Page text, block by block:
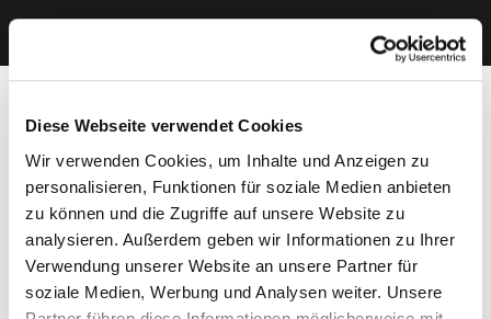
Diese Webseite verwendet Cookies
Wir verwenden Cookies, um Inhalte und Anzeigen zu
personalisieren, Funktionen für soziale Medien anbieten
zu können und die Zugriffe auf unsere Website zu
analysieren. Außerdem geben wir Informationen zu Ihrer
Verwendung unserer Website an unsere Partner für
soziale Medien, Werbung und Analysen weiter. Unsere